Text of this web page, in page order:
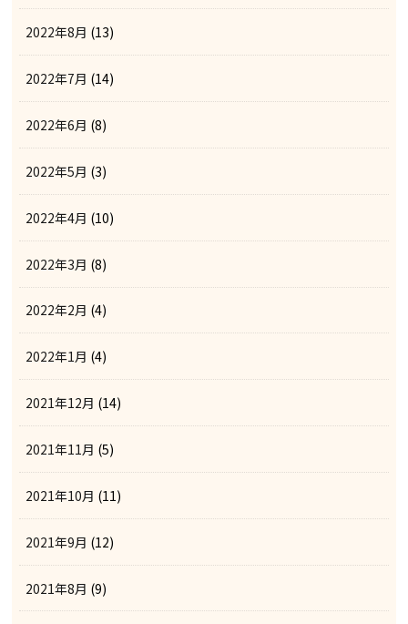
2022年8月 (13)
2022年7月 (14)
2022年6月 (8)
2022年5月 (3)
2022年4月 (10)
2022年3月 (8)
2022年2月 (4)
2022年1月 (4)
2021年12月 (14)
2021年11月 (5)
2021年10月 (11)
2021年9月 (12)
2021年8月 (9)